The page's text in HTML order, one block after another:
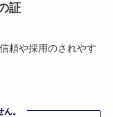
証
頼や採用のされやす
。